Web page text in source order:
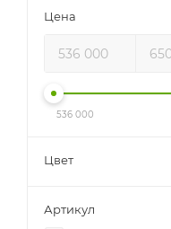
Цена
536 000
Цвет
Артикул